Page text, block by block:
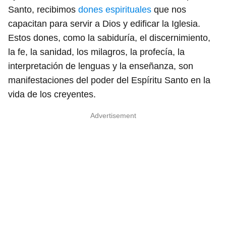
Santo, recibimos dones espirituales que nos
capacitan para servir a Dios y edificar la Iglesia.
Estos dones, como la sabiduría, el discernimiento,
la fe, la sanidad, los milagros, la profecía, la
interpretación de lenguas y la enseñanza, son
manifestaciones del poder del Espíritu Santo en la
vida de los creyentes.
Advertisement